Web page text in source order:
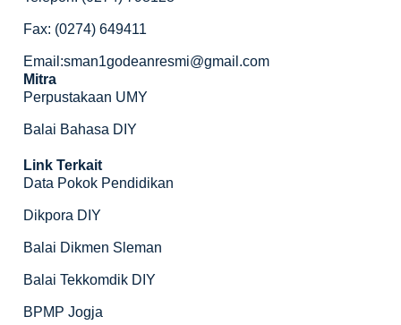
Fax: (0274) 649411
Email:sman1godeanresmi@gmail.com
Mitra
Perpustakaan UMY
Balai Bahasa DIY
Link Terkait
Data Pokok Pendidikan
Dikpora DIY
Balai Dikmen Sleman
Balai Tekkomdik DIY
BPMP Jogja